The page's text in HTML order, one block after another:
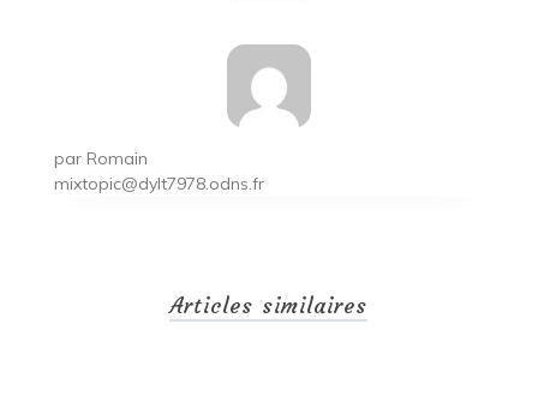
par Romain
mixtopic@dylt7978.odns.fr
Articles similaires